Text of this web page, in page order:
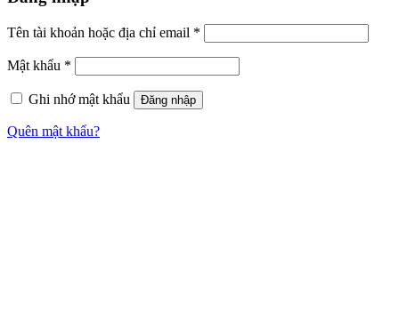
Tên tài khoản hoặc địa chỉ email *
Mật khẩu *
Ghi nhớ mật khẩu Đăng nhập
Quên mật khẩu?